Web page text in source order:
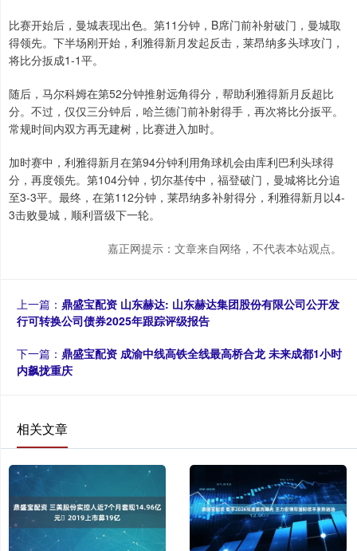
比赛开始后，曼城表现出色。第11分钟，B席门前补射破门，曼城取
得领先。下半场刚开始，利雅得新月发起反击，莱昂纳多头球攻门，
将比分扳成1-1平。
随后，马尔科姆在第52分钟推射远角得分，帮助利雅得新月反超比
分。不过，仅仅三分钟后，哈兰德门前补射得手，再次将比分扳平。
常规时间内双方再无建树，比赛进入加时。
加时赛中，利雅得新月在第94分钟利用角球机会由库利巴利头球得
分，再度领先。第104分钟，切尔基传中，福登破门，曼城将比分追
至3-3平。最终，在第112分钟，莱昂纳多补射得分，利雅得新月以4-
3击败曼城，顺利晋级下一轮。
嘉正网提示：文章来自网络，不代表本站观点。
上一篇： 鼎盛宝配资 山东赫达: 山东赫达集团股份有限公司公开发
行可转换公司债券2025年跟踪评级报告
下一篇： 鼎盛宝配资 成渝中线高铁全线最高桥合龙 未来成都1小时
内飙拢重庆
相关文章